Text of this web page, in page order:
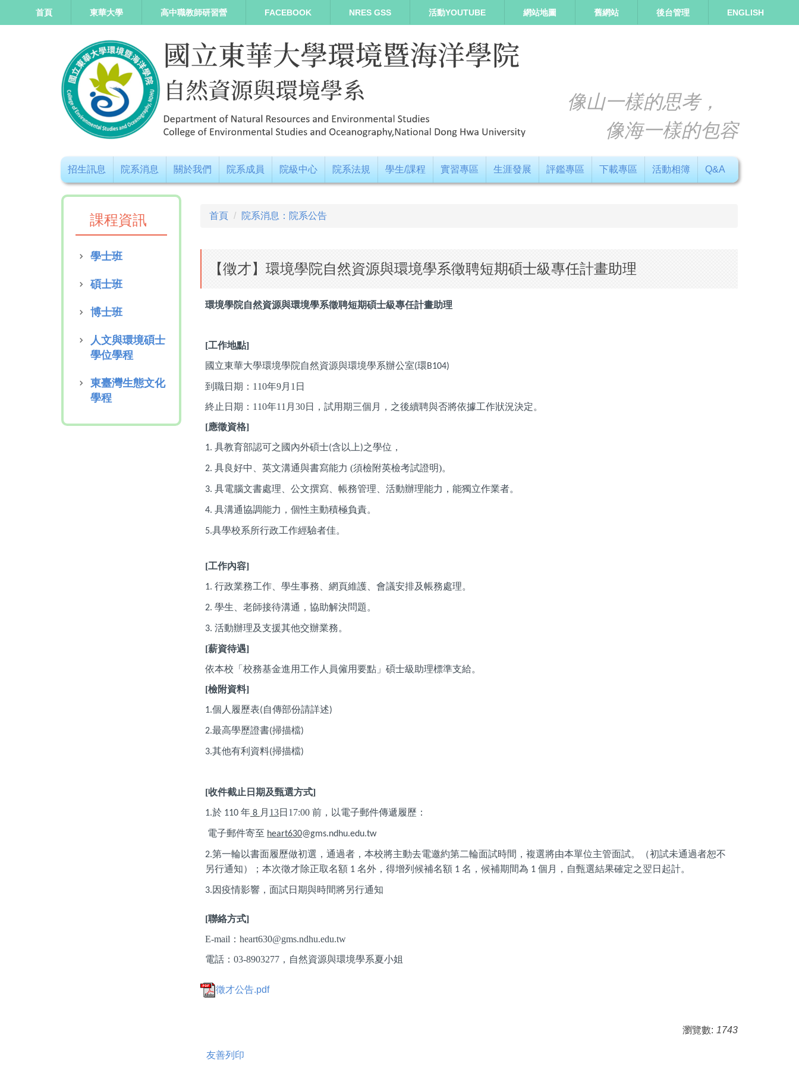
到
首頁 東華大學 高中職教師研習營 FACEBOOK NRES GSS 活動YOUTUBE 網站地圖 舊網站 後台管理 ENGLISH
像山一樣的思考，
像海一樣的包容
招生訊息 院系消息 關於我們 院系成員 院級中心 院系法規 學生/課程 實習專區 生涯發展 評鑑專區 下載專區 活動相簿 Q&A
課程資訊
學士班
碩士班
博士班
人文與環境碩士
學位學程
東臺灣生態文化
學程
首頁 院系消息：院系公告
【徵才】環境學院自然資源與環境學系徵聘短期碩士級專任計畫助理
環境學院自然資源與環境學系徵聘短期碩士級專任計畫助理
[工作地點]
國立東華大學環境學院自然資源與環境學系辦公室(環B104)
到職日期：110年9月1日
終止日期：110年11月30日，試用期三個月，之後續聘與否將依據工作狀況決定。
[應徵資格]
1. 具教育部認可之國內外碩士(含以上)之學位，
2. 具良好中、英文溝通與書寫能力 (須檢附英檢考試證明)。
3. 具電腦文書處理、公文撰寫、帳務管理、活動辦理能力，能獨立作業者。
4. 具溝通協調能力，個性主動積極負責。
5.具學校系所行政工作經驗者佳。
[工作內容]
1. 行政業務工作、學生事務、網頁維護、會議安排及帳務處理。
2. 學生、老師接待溝通，協助解決問題。
3. 活動辦理及支援其他交辦業務。
[薪資待遇]
依本校「校務基金進用工作人員僱用要點」碩士級助理標準支給。
[檢附資料]
1.個人履歷表(自傳部份請詳述)
2.最高學歷證書(掃描檔)
3.其他有利資料(掃描檔)
[收件截止日期及甄選方式]
1.於 110 年 8 月 13日17:00 前，以電子郵件傳遞履歷：
電子郵件寄至 heart630@gms.ndhu.edu.tw
2.第一輪以書面履歷做初選，通過者，本校將主動去電邀約第二輪面試時間，複選將由本單位主管面試。（初試未通過者恕不
另行通知）；本次徵才除正取名額 1 名外，得增列候補名額 1 名，候補期間為 1 個月，自甄選結果確定之翌日起計。
3.因疫情影響，面試日期與時間將另行通知
[聯絡方式]
E-mail ：heart630@gms.ndhu.edu.tw
電話：03-8903277，自然資源與環境學系夏小姐
徵才公告.pdf
瀏覽數: 1743
友善列印